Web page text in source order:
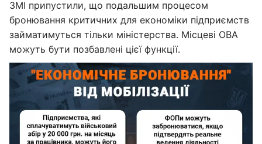
ЗМІ припустили, що подальшим процесом
бронювання критичних для економіки підприємств
займатимуться тільки міністерства. Місцеві ОВА
можуть бути позбавлені цієї функції.